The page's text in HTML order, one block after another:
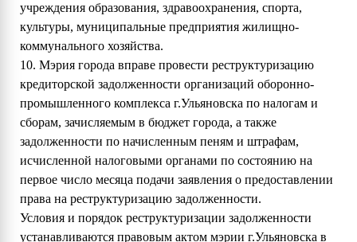
учреждения образования, здравоохранения, спорта,
культуры, муниципальные предприятия жилищно-
коммунального хозяйства.
10. Мэрия города вправе провести реструктуризацию
кредиторской задолженности организаций оборонно-
промышленного комплекса г.Ульяновска по налогам и
сборам, зачисляемым в бюджет города, а также
задолженности по начисленным пеням и штрафам,
исчисленной налоговыми органами по состоянию на
первое число месяца подачи заявления о предоставлении
права на реструктуризацию задолженности.
Условия и порядок реструктуризации задолженности
устанавливаются правовым актом мэрии г.Ульяновска в